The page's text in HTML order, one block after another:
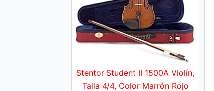
Stentor Student II 1500A Violín,
Talla 4/4, Color Marrón Rojo